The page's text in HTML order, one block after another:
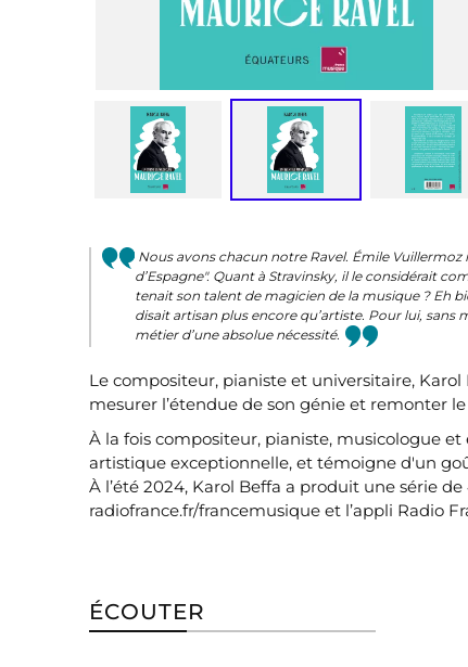
Nous avons chacun notre Ravel. Émile Vuillermoz
d’Espagne". Quant à Stravinsky, il le considérait
tenait son talent de magicien de la musique ? Eh
disait artisan plus encore qu’artiste. Pour lui, sans
métier d’une absolue nécessité.
Le compositeur, pianiste et universitaire,
mesurer l’étendue de son génie et remonter le
À la fois compositeur, pianiste, musicologue et
artistique exceptionnelle, et témoigne d'un
À l’été 2024, Karol Beffa a produit une série de
radiofrance.fr/francemusique et l’appli Radio
ÉCOUTER